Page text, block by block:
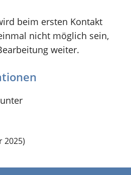
beim ersten Kontakt
nicht möglich sein,
weiter.
2025)